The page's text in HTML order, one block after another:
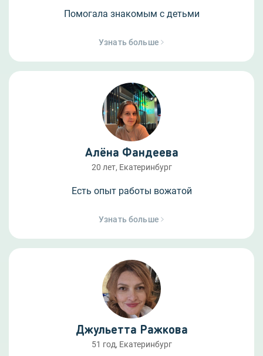
Помогала знакомым с детьми
Узнать больше
Алёна Фандеева
20 лет, Екатеринбург
Есть опыт работы вожатой
Узнать больше
Джульетта Ражкова
51 год, Екатеринбург